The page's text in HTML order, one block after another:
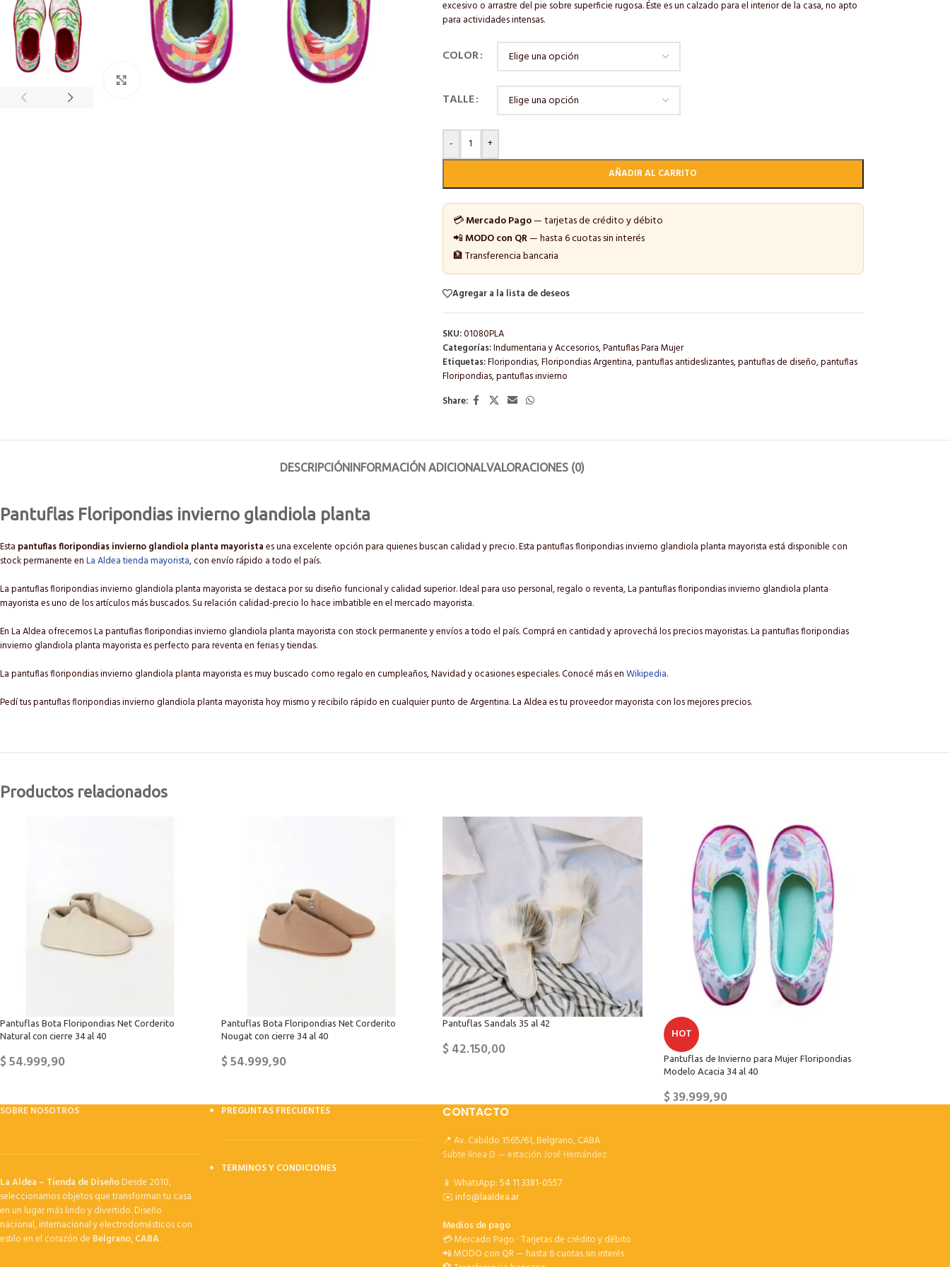
Click to enlarge
excesivo o arrastre del pie sobre superficie rugosa. Éste es un calzado para el interior de la casa, no apto
para actividades intensas.
COLOR
TALLE
-
+
AÑADIR AL CARRITO
💳Mercado Pago— tarjetas de crédito y débito
📲MODO con QR— hasta 6 cuotas sin interés
🏦 Transferencia bancaria
Agregar a la lista de deseos
SKU:01080PLA
Categorías:Indumentaria y Accesorios,Pantuflas Para Mujer
Etiquetas:Floripondias,Floripondias Argentina,pantuflas antideslizantes,pantuflas de diseño,pantuflas
Floripondias,pantuflas invierno
Share:
DESCRIPCIÓNINFORMACIÓN ADICIONALVALORACIONES (0)
Pantuflas Floripondias invierno glandiola planta
Esta pantuflas floripondias invierno glandiola planta mayoristaes una excelente opción para quienes buscan calidad y precio. Esta pantuflas floripondias invierno glandiola planta mayorista está disponible con
stock permanente enLa Aldea tienda mayorista, con envío rápido a todo el país.
La pantuflas floripondias invierno glandiola planta mayorista se destaca por su diseño funcional y calidad superior. Ideal para uso personal, regalo o reventa, La pantuflas floripondias invierno glandiola planta
mayorista es uno de los artículos más buscados. Su relación calidad-precio lo hace imbatible en el mercado mayorista.
En La Aldea ofrecemos La pantuflas floripondias invierno glandiola planta mayorista con stock permanente y envíos a todo el país. Comprá en cantidad y aprovechá los precios mayoristas. La pantuflas floripondias
invierno glandiola planta mayorista es perfecto para reventa en ferias y tiendas.
La pantuflas floripondias invierno glandiola planta mayorista es muy buscado como regalo en cumpleaños, Navidad y ocasiones especiales. Conocé más enWikipedia.
Pedí tus pantuflas floripondias invierno glandiola planta mayorista hoy mismo y recibilo rápido en cualquier punto de Argentina. La Aldea es tu proveedor mayorista con los mejores precios.
Productos relacionados
Pantuflas Bota Floripondias Net Corderito
Natural con cierre 34 al 40
$54.999,90
Pantuflas Bota Floripondias Net Corderito
Nougat con cierre 34 al 40
$54.999,90
Pantuflas Sandals 35 al 42
$42.150,00
HOT
Pantuflas de Invierno para Mujer Floripondias
Modelo Acacia 34 al 40
$39.999,90
SOBRE NOSOTROS
La Aldea – Tienda de DiseñoDesde 2010,
seleccionamos objetos que transforman tu casa
en un lugar más lindo y divertido. Diseño
nacional, internacional y electrodomésticos con
estilo en el corazón de Belgrano, CABA.
PREGUNTAS FRECUENTES
TERMINOS Y CONDICIONES
CONTACTO
📍 Av. Cabildo 1565/61, Belgrano, CABA
Subte línea D — estación José Hernández
📱 WhatsApp:54 11 3381-0557
✉️info@laaldea.ar
Medios de pago
💳 Mercado Pago · Tarjetas de crédito y débito
📲 MODO con QR — hasta 6 cuotas sin interés